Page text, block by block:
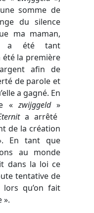
somme de
du silence
ma maman,
a été tant
été la première
afin de
de parole et
a gagné. En
«zwijggeld»
a arrêté
de la création
En tant que
au monde
dans la loi ce
tentative de
qu’on fait
».